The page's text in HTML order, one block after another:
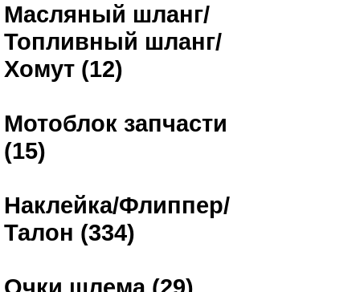
Масляный шланг/
Топливный шланг/
Хомут (12)
Мотоблок запчасти
(15)
Наклейка/Флиппер/
Талон (334)